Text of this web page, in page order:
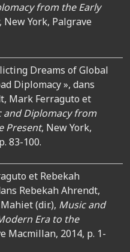
from the Early
, New York, Palgrave
Dreams of Global
Diplomacy », dans
Mark Ferraguto et
and Diplomacy from
Present, New York,
83-100.
et Rebekah
Rebekah Ahrendt,
(dir.), Music and
Era to the
Macmillan, 2014, p. 1-